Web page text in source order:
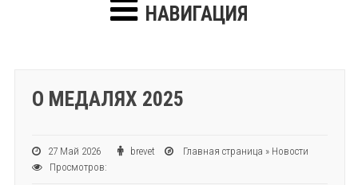
НАВИГАЦИЯ
О МЕДАЛЯХ 2025
27 Май 2026 brevet Главная страница » Новости
Просмотров: